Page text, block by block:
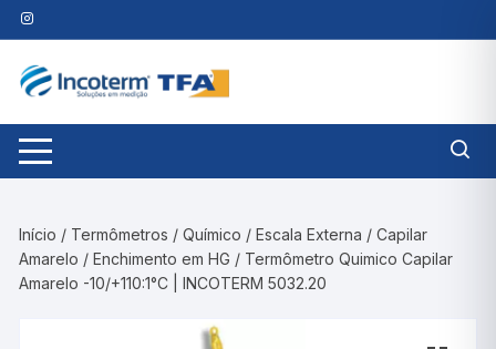
Pular
para
conteúdo
Início / Termômetros /Químico /Escala Externa /Capilar
Amarelo /Enchimento em HG / Termômetro Quimico Capilar
Amarelo -10/+110:1°C | INCOTERM 5032.20